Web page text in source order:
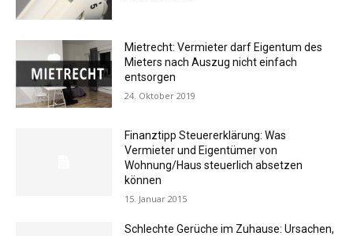
Mietrecht: Vermieter darf Eigentum des
Mieters nach Auszug nicht einfach
entsorgen
24. Oktober 2019
Finanztipp Steuererklärung: Was
Vermieter und Eigentümer von
Wohnung/Haus steuerlich absetzen
können
15. Januar 2015
Schlechte Gerüche im Zuhause: Ursachen,